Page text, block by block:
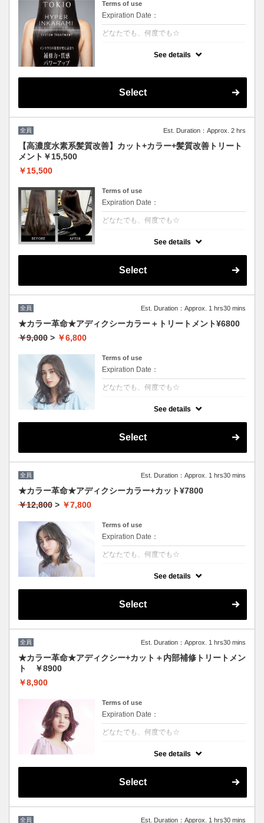
Terms of use
Expiration Date：
どなたでも、何度でも☆
留シリコンを除去し、トリートメント効果を
綺麗に致します。
See details
Select
全員 Est. Duration：Approx. 2 hrs
【高濃度水素系髪質改善】カット+カラー+髪質改善トリート
メント￥15,500
￥15,500
Terms of use
Expiration Date：
どなたでも、何度でも☆
ートメント！高濃度水素で抗酸化を促し水分
量を底上げします◎カラーとの相性が抜群
で、今まで見た事が無いような艶が出ます。
See details
Select
全員 Est. Duration：Approx. 1 hrs30 mins
★カラー革命★アディクシーカラー＋トリートメント¥6800
￥9,000 > ￥6,800
Terms of use
Expiration Date：
どなたでも、何度でも☆
「ツヤ」「手触り」が格段にＵＰ！ダメージ
が1/5のため、綺麗な色味で毎回染められま
す。/ロング料金無/コテ巻無料/当日予約OK
りだけのカットの場合（＋1000円）
See details
Select
全員 Est. Duration：Approx. 1 hrs30 mins
★カラー革命★アディクシーカラー+カット¥7800
￥12,800 > ￥7,800
Terms of use
Expiration Date：
どなたでも、何度でも☆
「ツヤ」「手触り」が格段にＵＰ！ダメージ
が1/5のため、綺麗な色味で毎回染められま
★ロング料金無
★シャンプー・ブロー込
See details
Select
全員 Est. Duration：Approx. 1 hrs30 mins
★カラー革命★アディクシー+カット＋内部補修トリートメン
ト ￥8900
￥8,900
Terms of use
Expiration Date：
どなたでも、何度でも☆
さ」「透明感」「ツヤ」「手触り」が格段に
UP！ダメージが1/5のため、綺麗な色味を毎
回染められます。 パサつきを抑えまとまりの
See details
Select
全員 Est. Duration：Approx. 1 hrs30 mins